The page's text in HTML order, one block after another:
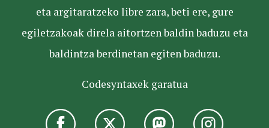
eta argitaratzeko libre zara, beti ere, gure
egiletzakoak direla aitortzen baldin baduzu eta
baldintza berdinetan egiten baduzu.
Codesyntaxek garatua